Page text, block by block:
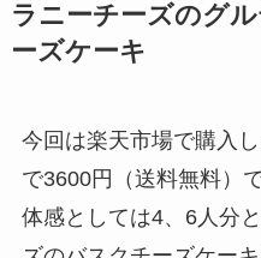
ラニーチーズのグ
ーズケーキ
今回は楽天市場で購入
で3600円（送料無料）
体感としては4、6人分